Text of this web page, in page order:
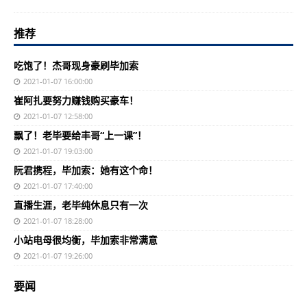
推荐
吃饱了！杰哥现身豪刷毕加索
2021-01-07 16:00:00
崔阿扎要努力赚钱购买豪车！
2021-01-07 12:58:00
飘了！老毕要给丰哥“上一课”！
2021-01-07 19:03:00
阮君携程，毕加索：她有这个命！
2021-01-07 17:40:00
直播生涯，老毕纯休息只有一次
2021-01-07 18:28:00
小站电母很均衡，毕加索非常满意
2021-01-07 19:26:00
要闻